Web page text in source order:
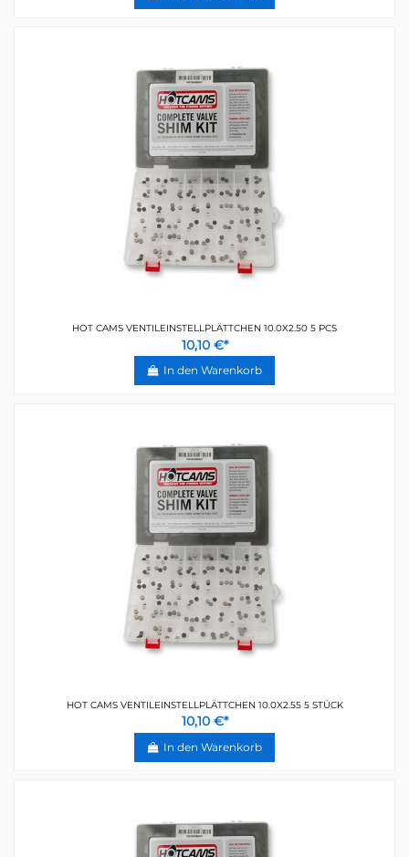
HOT CAMS VENTILEINSTELLPLÄTTCHEN 10.0X2.50 5 PCS
10,10 €*
In den Warenkorb
HOT CAMS VENTILEINSTELLPLÄTTCHEN 10.0X2.55 5 STÜCK
10,10 €*
In den Warenkorb